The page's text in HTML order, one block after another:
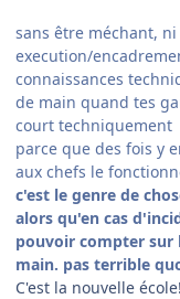
sans être méchant,
execution/
connaissances
de main quand tes
court techniquement
parce que des fois y
aux chefs le
c'est le genre de
alors qu'en cas
pouvoir compter sur
main. pas terrible
C'est la nouvelle